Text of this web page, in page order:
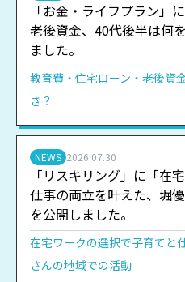
「お金・ライフプラン」
老後資金、40代後半は何
ました。
教育費・住宅ローン・老後資
き？
NEWS 2026.07.30
「リスキリング」に「在
仕事の両立を叶えた、堀
を公開しました。
在宅ワークの選択で子育てと
さんの地域での活動